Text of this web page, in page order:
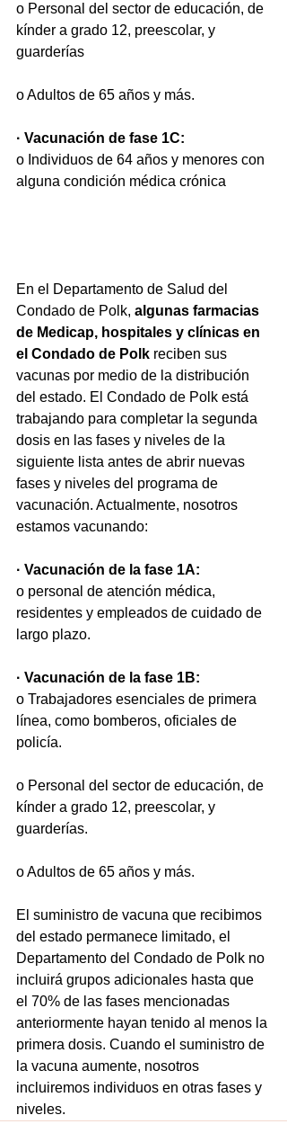
o Personal del sector de educación, de
kínder a grado 12, preescolar, y
guarderías
o Adultos de 65 años y más.
· Vacunación de fase 1C:
o Individuos de 64 años y menores con
alguna condición médica crónica
En el Departamento de Salud del
Condado de Polk, algunas farmacias
de Medicap, hospitales y clínicas en
el Condado de Polk reciben sus
vacunas por medio de la distribución
del estado. El Condado de Polk está
trabajando para completar la segunda
dosis en las fases y niveles de la
siguiente lista antes de abrir nuevas
fases y niveles del programa de
vacunación. Actualmente, nosotros
estamos vacunando:
· Vacunación de la fase 1A:
o personal de atención médica,
residentes y empleados de cuidado de
largo plazo.
· Vacunación de la fase 1B:
o Trabajadores esenciales de primera
línea, como bomberos, oficiales de
policía.
o Personal del sector de educación, de
kínder a grado 12, preescolar, y
guarderías.
o Adultos de 65 años y más.
El suministro de vacuna que recibimos
del estado permanece limitado, el
Departamento del Condado de Polk no
incluirá grupos adicionales hasta que
el 70% de las fases mencionadas
anteriormente hayan tenido al menos la
primera dosis. Cuando el suministro de
la vacuna aumente, nosotros
incluiremos individuos en otras fases y
niveles.